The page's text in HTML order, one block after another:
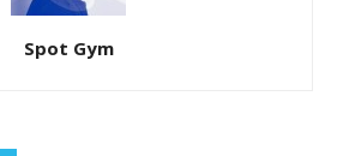
Spot Gym